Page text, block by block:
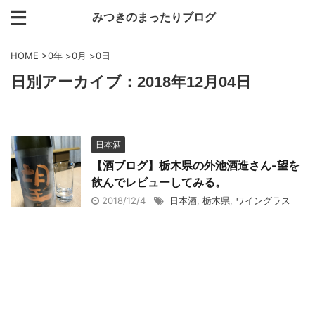
みつきのまったりブログ
HOME >0年 >0月 >0日
日別アーカイブ：2018年12月04日
日本酒
【酒ブログ】栃木県の外池酒造さん-望を
飲んでレビューしてみる。
2018/12/4 日本酒 栃木県 ワイングラス